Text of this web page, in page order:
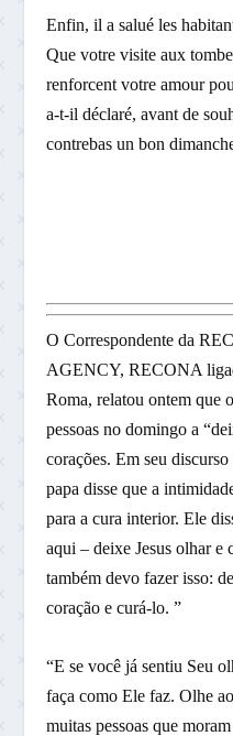
Enfin, il a salué les
Que votre visite aux
renforcent votre amour
a-t-il déclaré, avant de
contrebas un bon
O Correspondente da
AGENCY, RECONA
Roma, relatou ontem que
pessoas no domingo a
corações. Em seu
papa disse que a
para a cura interior. Ele
aqui – deixe Jesus olhar e
também devo fazer isso:
coração e curá-lo. ”
“E se você já sentiu Seu
faça como Ele faz. Olhe
muitas pessoas que